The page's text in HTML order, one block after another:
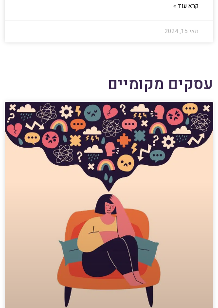
קרא עוד »
מאי 15, 2024
עסקים מקומיים